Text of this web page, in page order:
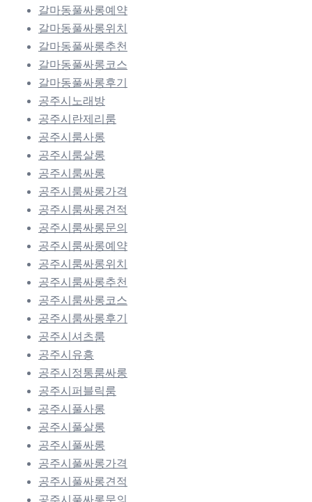
갈마동풀싸롱예약
갈마동풀싸롱위치
갈마동풀싸롱추천
갈마동풀싸롱코스
갈마동풀싸롱후기
공주시노래방
공주시란제리룸
공주시룸사롱
공주시룸살롱
공주시룸싸롱
공주시룸싸롱가격
공주시룸싸롱견적
공주시룸싸롱문의
공주시룸싸롱예약
공주시룸싸롱위치
공주시룸싸롱추천
공주시룸싸롱코스
공주시룸싸롱후기
공주시셔츠룸
공주시유흥
공주시정통룸싸롱
공주시퍼블릭룸
공주시풀사롱
공주시풀살롱
공주시풀싸롱
공주시풀싸롱가격
공주시풀싸롱견적